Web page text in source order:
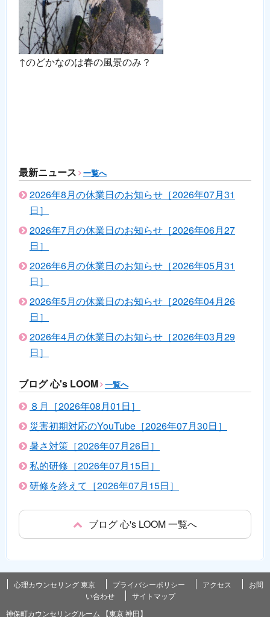
↑のどかなのは春の風景のみ？
最新ニュース 一覧へ
2026年8月の休業日のお知らせ［2026年07月31
日］
2026年7月の休業日のお知らせ［2026年06月27
日］
2026年6月の休業日のお知らせ［2026年05月31
日］
2026年5月の休業日のお知らせ［2026年04月26
日］
2026年4月の休業日のお知らせ［2026年03月29
日］
ブログ 心's LOOM 一覧へ
８月［2026年08月01日］
災害初期対応のYouTube［2026年07月30日］
暑さ対策［2026年07月26日］
私的研修［2026年07月15日］
研修を終えて［2026年07月15日］
ブログ 心's LOOM 一覧へ
心理カウンセリング 東京 プライバシーポリシー アクセス
お問
い合わせ
サイトマップ
神保町カウンセリングルーム 【東京 神田】